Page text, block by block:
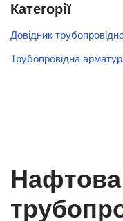
Категорії
Довідник
Трубопровідна
Нафтова